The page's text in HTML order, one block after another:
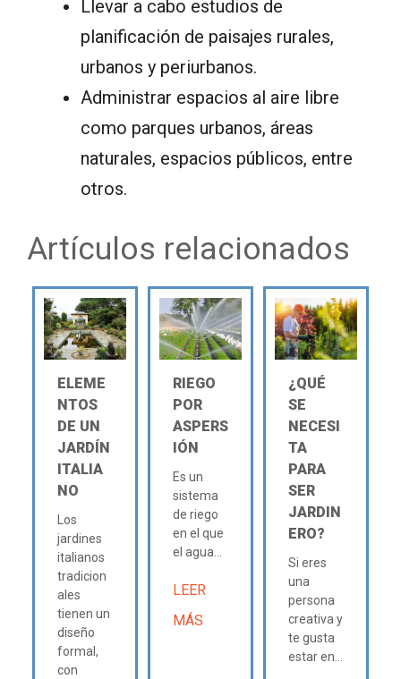
Llevar a cabo estudios de
planificación de paisajes rurales,
urbanos y periurbanos.
Administrar espacios al aire libre
como parques urbanos, áreas
naturales, espacios públicos, entre
otros.
Artículos relacionados
ELEME
NTOS
DE UN
JARDÍN
ITALIA
NO
Los
jardines
italianos
tradicion
ales
tienen un
diseño
formal,
con
RIEGO
POR
ASPERS
IÓN
Es un
sistema
de riego
en el que
el agua...
LEER
MÁS
¿QUÉ
SE
NECESI
TA
PARA
SER
JARDIN
ERO?
Si eres
una
persona
creativa y
te gusta
estar en...